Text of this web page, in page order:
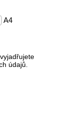
A4
údajů